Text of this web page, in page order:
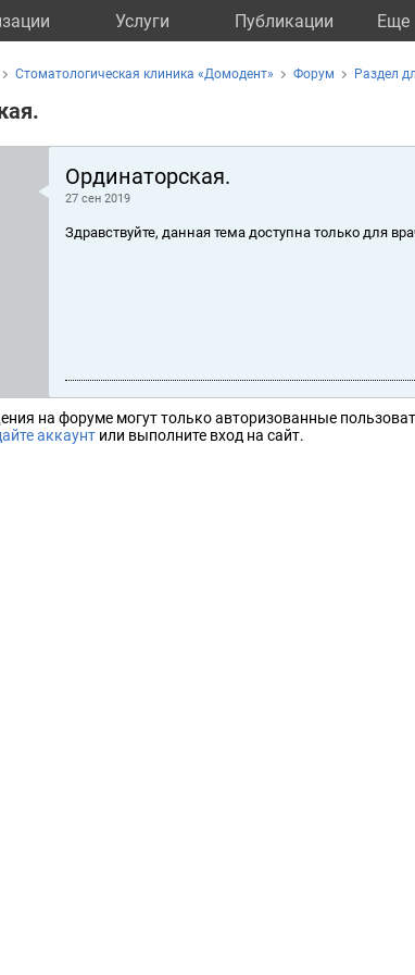
Услуги Публикации Eще
Стоматологическая клиника «Домодент» Форум Раздел
Ординаторская.
27 сен 2019
Здравствуйте, данная тема доступна только для
на форуме могут только авторизованные
аккаунт или выполните вход на сайт.